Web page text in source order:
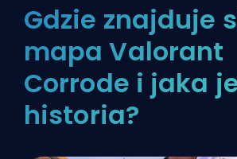
Gdzie znajduje
mapa Valorant
Corrode i jaka
historia?